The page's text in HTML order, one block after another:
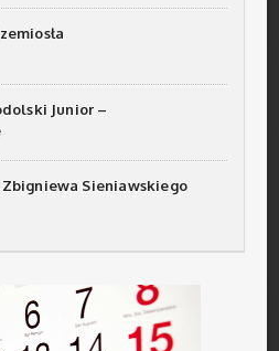
Junior –
Zbigniewa Sieniawskiego